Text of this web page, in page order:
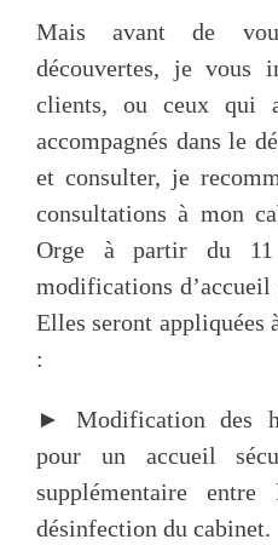
Mais avant de
découvertes, je vous
clients, ou ceux qui
accompagnés dans le
et consulter, je
consultations à mon
Orge à partir du 11
modifications
Elles seront
:
► Modification des
pour un accueil
supplémentaire entre
désinfection du cabinet.